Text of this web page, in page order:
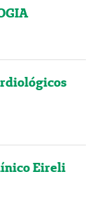
Eireli